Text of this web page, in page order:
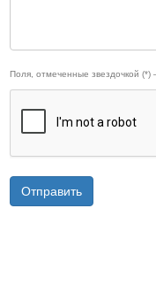
Поля, отмеченные звездочкой
Отправить